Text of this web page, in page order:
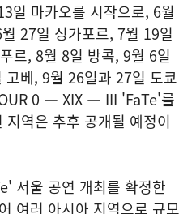
일 마카오를 시작으로, 6월
27일 싱가포르, 7월 19일
르, 8월 8일 방콕, 9월 6일
베, 9월 26일과 27일 도쿄
0 — XIX — III 'FaTe'를
역은 추후 공개될 예정이
서울 공연 개최를 확정한
여러 아시아 지역으로 규모